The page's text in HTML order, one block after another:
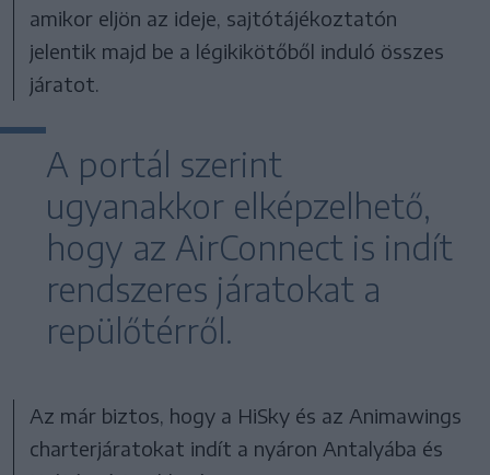
amikor eljön az ideje, sajtótájékoztatón
jelentik majd be a légikikötőből induló összes
járatot.
A portál szerint
ugyanakkor elképzelhető,
hogy az AirConnect is indít
rendszeres járatokat a
repülőtérről.
Az már biztos, hogy a HiSky és az Animawings
charterjáratokat indít a nyáron Antalyába és